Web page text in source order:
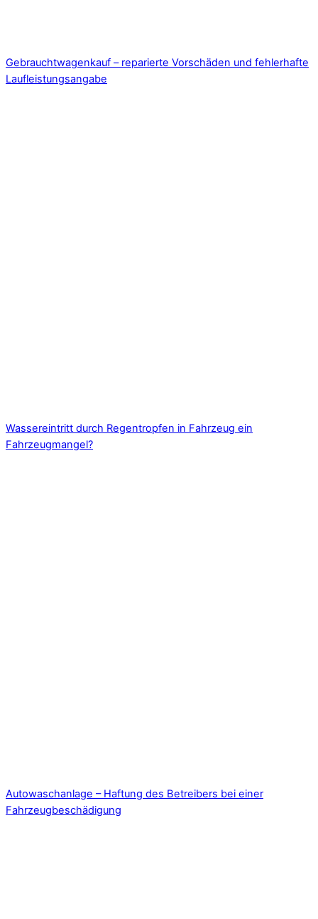
Gebrauchtwagenkauf – reparierte Vorschäden und fehlerhafte
Laufleistungsangabe
Wassereintritt durch Regentropfen in Fahrzeug ein
Fahrzeugmangel?
Autowaschanlage – Haftung des Betreibers bei einer
Fahrzeugbeschädigung